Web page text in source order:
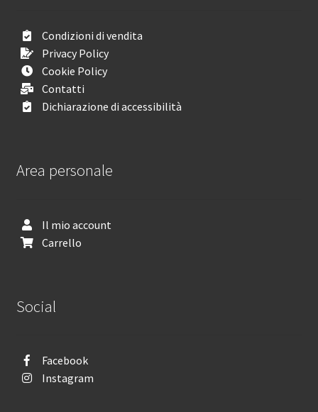
Condizioni di vendita
Privacy Policy
Cookie Policy
Contatti
Dichiarazione di accessibilità
Area personale
Il mio account
Carrello
Social
Facebook
Instagram